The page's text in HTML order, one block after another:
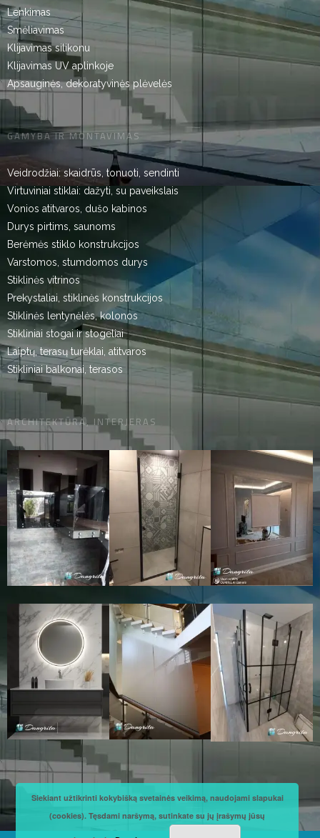
Lenkimas
Smėliavimas
Klijavimas silikonu
Klijavimas UV aplinkoje
Apsauginės, dekoratyvinės plėvelės
GAMYBA IR MONTAVIMAS
Veidrodžiai: skaidrūs, tonuoti, sendinti
Virtuviniai stiklai: dažyti, su paveikslais
Vonios atitvaros, dušo kabinos
Durys pirtims, saunoms
Berėmės stiklo konstrukcijos
Varstomos, stumdomos durys
Stiklinės vitrinos
Prekystaliai, stiklinės konstrukcijos
Stiklinės lentynėlės, kolonos
Stikliniai stogai ir stogeliai
Laiptų, terasų turėklai, atitvaros
Stikliniai balkonai, terasos
ARCHITEKTŪRA, INTERJERAS
Siekiant užtikrinti kokybišką svetainės veikimą, naudojami slapukai
(cookies). Tęsdami naršymą, sutinkate su jų įrašymų jūsų